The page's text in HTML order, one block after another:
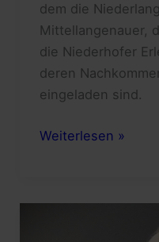
dem die
Mittellangenauer,
die Niederhofer
deren
eingeladen sind.
Einladung
Niederhof
Weiterlesen »